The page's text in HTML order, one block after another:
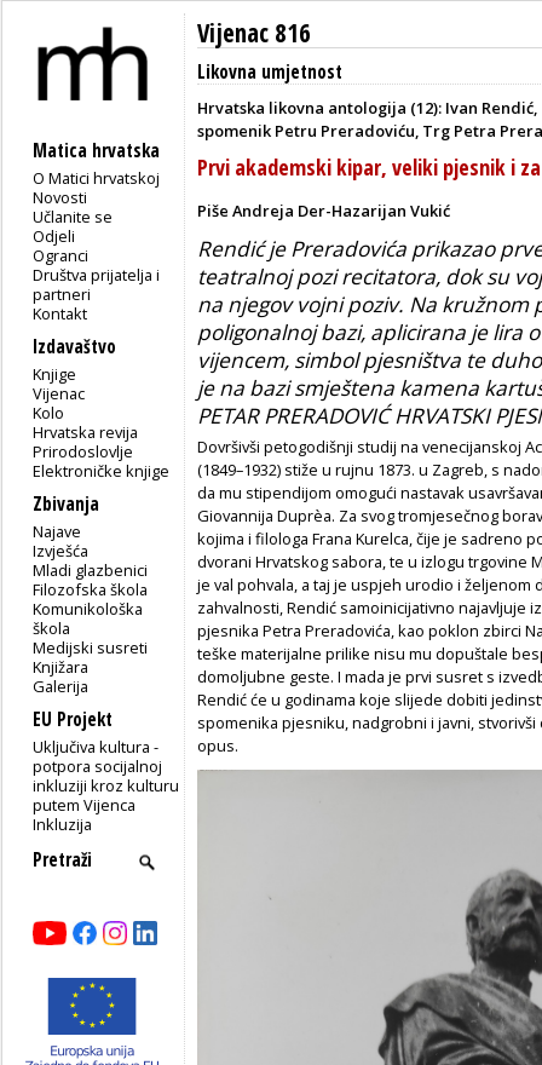
Matica hrvatska
O Matici hrvatskoj
Novosti
Učlanite se
Odjeli
Ogranci
Društva prijatelja i
partneri
Kontakt
Izdavaštvo
Knjige
Vijenac
Kolo
Hrvatska revija
Prirodoslovlje
Elektroničke knjige
Zbivanja
Najave
Izvješća
Mladi glazbenici
Filozofska škola
Komunikološka
škola
Medijski susreti
Knjižara
Galerija
EU Projekt
Uključiva kultura -
potpora socijalnoj
inkluziji kroz kulturu
putem Vijenca
Inkluzija
Vijenac 816
Likovna umjetnost
Hrvatska likovna antologija (12): Ivan Rendić,
spomenik Petru Preradoviću, Trg Petra
Prvi akademski kipar, veliki pjesnik i
Piše Andreja Der-Hazarijan Vukić
Rendić je Preradovića prikazao
teatralnoj pozi recitatora, dok su
na njegov vojni poziv. Na
poligonalnoj bazi, aplicirana je lira
vijencem, simbol pjesništva te
je na bazi smještena kamena
PETAR PRERADOVIĆ HRVATSKI
Dovršivši petogodišnji studij na venecijanskoj
(1849–1932) stiže u rujnu 1873. u Zagreb, s
da mu stipendijom omogući nastavak
Giovannija Duprèa. Za svog tromjesečnog
kojima i filologa Frana Kurelca, čije je sadreno
dvorani Hrvatskog sabora, te u izlogu trgovine
je val pohvala, a taj je uspjeh urodio i željenom
zahvalnosti, Rendić samoinicijativno najavljuje
pjesnika Petra Preradovića, kao poklon zbirci
teške materijalne prilike nisu mu dopuštale
domoljubne geste. I mada je prvi susret s
Rendić će u godinama koje slijede dobiti
spomenika pjesniku, nadgrobni i javni,
opus.